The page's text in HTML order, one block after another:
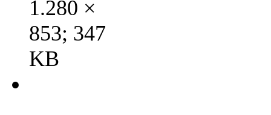
1.280 ×
853; 347
KB